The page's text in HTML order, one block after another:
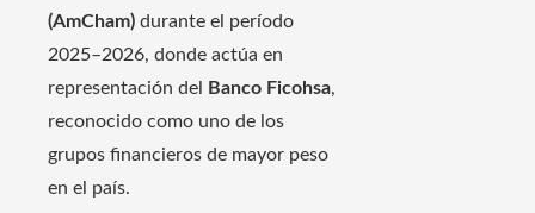
(AmCham) durante el período
2025–2026, donde actúa en
representación del
Banco Ficohsa,
reconocido como uno de los
grupos financieros de mayor peso
en el país.